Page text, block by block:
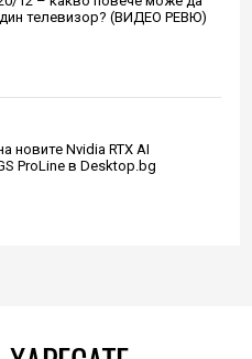
телевизор? (ВИДЕО РЕВЮ)
новите Nvidia RTX AI
ProLine в Desktop.bg